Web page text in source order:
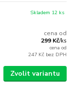
cena od
299 Kč/ks
cena od
247 Kč bez DPH
Skladem 12 ks
Zvolit variantu